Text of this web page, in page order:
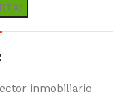
inmobiliario